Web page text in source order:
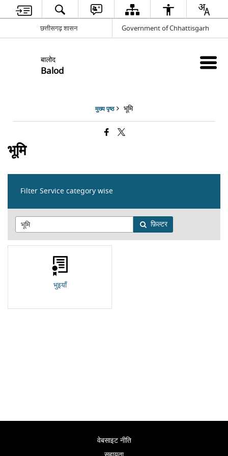
छत्तीसगढ़ शासन Government of Chhattisgarh
बालोद
Balod
मुख्य पृष्ठ भूमि
भूमि
Filter Service category wise
फ़िल्टर
भुइयाँ
वेबसाइट नीति